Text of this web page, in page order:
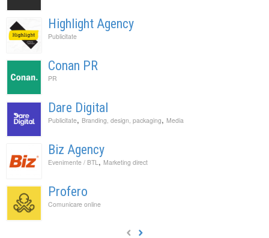
Highlight Agency
Publicitate
Conan PR
PR
Dare Digital
Publicitate, Branding, design, packaging, Media
Biz Agency
Evenimente / BTL, Marketing direct
Profero
Comunicare online